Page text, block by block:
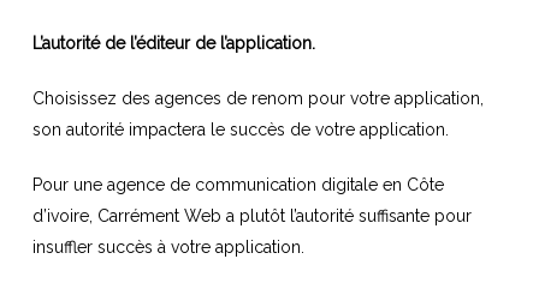
L’autorité de l’éditeur de l’application.
Choisissez des agences de renom pour votre application,
son autorité impactera le succès de votre application.
Pour une agence de communication digitale en Côte
d’ivoire, Carrément Web a plutôt l’autorité suffisante pour
insuffler succès à votre application.